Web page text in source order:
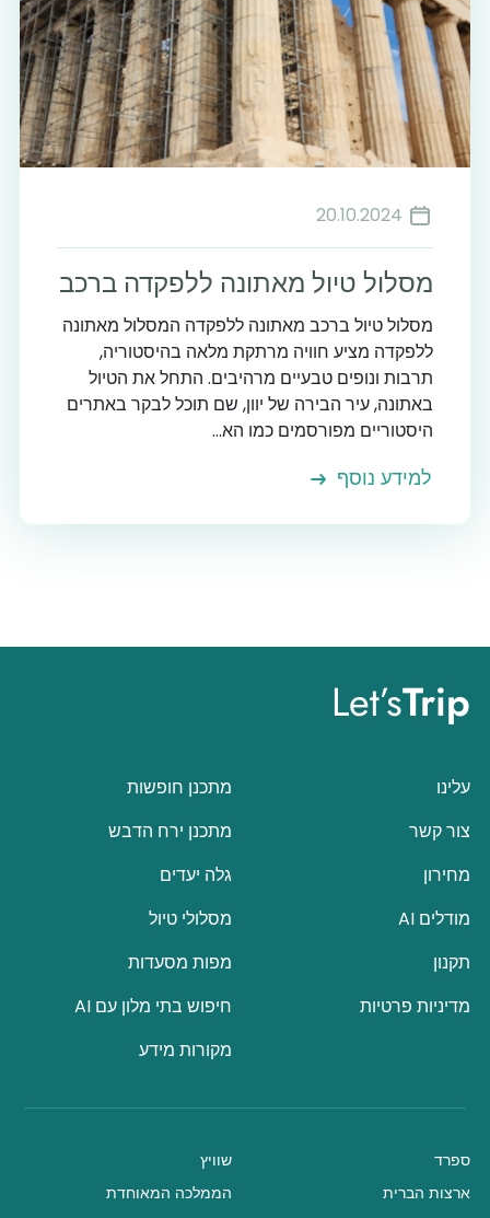
20.10.2024
מסלול טיול מאתונה ללפקדה ברכב
מסלול טיול ברכב מאתונה ללפקדה המסלול מאתונה
ללפקדה מציע חוויה מרתקת מלאה בהיסטוריה,
תרבות ונופים טבעיים מרהיבים. התחל את הטיול
באתונה, עיר הבירה של יוון, שם תוכל לבקר באתרים
היסטוריים מפורסמים כמו הא...
למידע נוסף
Let’sTrip
עלינו
צור קשר
מחירון
מודלים AI
תקנון
מדיניות פרטיות
מתכנן חופשות
מתכנן ירח הדבש
גלה יעדים
מסלולי טיול
מפות מסעדות
חיפוש בתי מלון עם AI
מקורות מידע
ספרד
ארצות הברית
שוויץ
הממלכה המאוחדת